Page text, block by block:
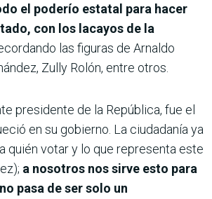
el poderío estatal para hacer
con los lacayos de la
las figuras de Arnaldo
Zully Rolón, entre otros.
presidente de la República, fue el
en su gobierno. La ciudadanía ya
quién votar y lo que representa este
a nosotros nos sirve esto para
pasa de ser solo un